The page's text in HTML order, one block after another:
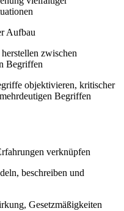
Aufbau
zwischen
Begriffen
objektivieren, kritischer
Begriffen
verknüpfen
beschreiben und
Gesetzmäßigkeiten